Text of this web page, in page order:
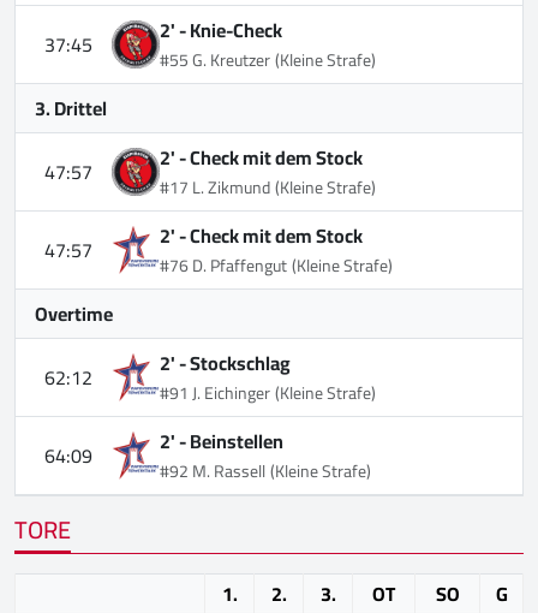
37:45 2' -Knie-Check
#55 G. Kreutzer(Kleine Strafe)
3. Drittel
47:57
2' -Check mit dem Stock
#17 L. Zikmund(Kleine Strafe)
47:57 2' -Check mit dem Stock
#76 D. Pfaffengut(Kleine Strafe)
Overtime
62:12
2' -Stockschlag
#91 J. Eichinger(Kleine Strafe)
64:09 2' -Beinstellen
#92 M. Rassell(Kleine Strafe)
TORE
1. 2. 3. OT SO
G